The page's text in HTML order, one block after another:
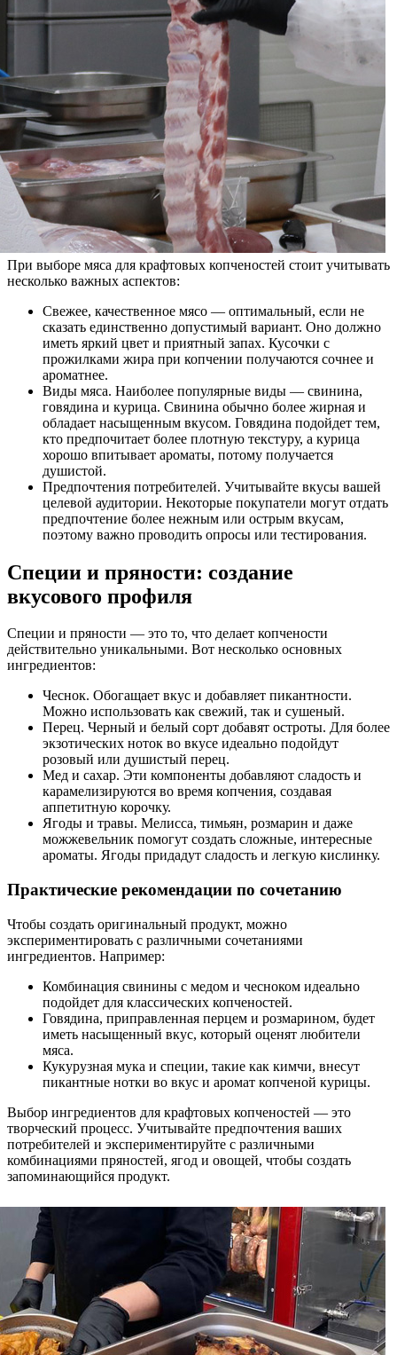
При выборе мяса для крафтовых копченостей стоит учитывать
несколько важных аспектов:
Свежее, качественное мясо — оптимальный, если не
сказать единственно допустимый вариант. Оно должно
иметь яркий цвет и приятный запах. Кусочки с
прожилками жира при копчении получаются сочнее и
ароматнее.
Виды мяса. Наиболее популярные виды — свинина,
говядина и курица. Свинина обычно более жирная и
обладает насыщенным вкусом. Говядина подойдет тем,
кто предпочитает более плотную текстуру, а курица
хорошо впитывает ароматы, потому получается
душистой.
Предпочтения потребителей. Учитывайте вкусы вашей
целевой аудитории. Некоторые покупатели могут отдать
предпочтение более нежным или острым вкусам,
поэтому важно проводить опросы или тестирования.
Специи и пряности: создание
вкусового профиля
Специи и пряности — это то, что делает копчености
действительно уникальными. Вот несколько основных
ингредиентов:
Чеснок. Обогащает вкус и добавляет пикантности.
Можно использовать как свежий, так и сушеный.
Перец. Черный и белый сорт добавят остроты. Для более
экзотических ноток во вкусе идеально подойдут
розовый или душистый перец.
Мед и сахар. Эти компоненты добавляют сладость и
карамелизируются во время копчения, создавая
аппетитную корочку.
Ягоды и травы. Мелисса, тимьян, розмарин и даже
можжевельник помогут создать сложные, интересные
ароматы. Ягоды придадут сладость и легкую кислинку.
Практические рекомендации по сочетанию
Чтобы создать оригинальный продукт, можно
экспериментировать с различными сочетаниями
ингредиентов. Например:
Комбинация свинины с медом и чесноком идеально
подойдет для классических копченостей.
Говядина, приправленная перцем и розмарином, будет
иметь насыщенный вкус, который оценят любители
мяса.
Кукурузная мука и специи, такие как кимчи, внесут
пикантные нотки во вкус и аромат копченой курицы.
Выбор ингредиентов для крафтовых копченостей — это
творческий процесс. Учитывайте предпочтения ваших
потребителей и экспериментируйте с различными
комбинациями пряностей, ягод и овощей, чтобы создать
запоминающийся продукт.